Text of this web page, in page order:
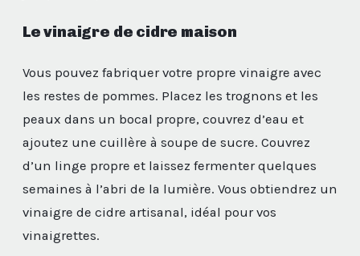
Le vinaigre de cidre maison
Vous pouvez fabriquer votre propre vinaigre avec
les restes de pommes. Placez les trognons et les
peaux dans un bocal propre, couvrez d’eau et
ajoutez une cuillère à soupe de sucre. Couvrez
d’un linge propre et laissez fermenter quelques
semaines à l’abri de la lumière. Vous obtiendrez un
vinaigre de cidre artisanal, idéal pour vos
vinaigrettes.